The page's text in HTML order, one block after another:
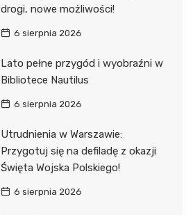
drogi, nowe możliwości!
6 sierpnia 2026
Lato pełne przygód i wyobraźni w
Bibliotece Nautilus
6 sierpnia 2026
Utrudnienia w Warszawie:
Przygotuj się na defiladę z okazji
Święta Wojska Polskiego!
6 sierpnia 2026